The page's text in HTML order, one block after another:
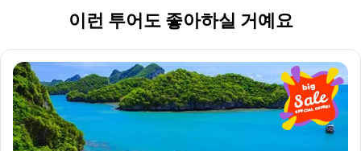
이런 투어도 좋아하실 거예요